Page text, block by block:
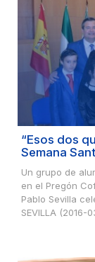
“Esos dos
Semana
Un grupo de
en el Pregón
Pablo Sevilla
SEVILLA (2016-